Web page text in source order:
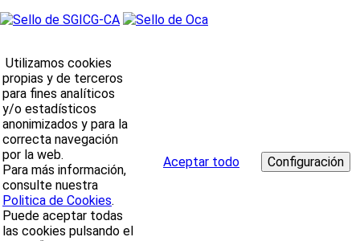
Utilizamos cookies
propias y de terceros
para fines analíticos
y/o estadísticos
anonimizados y para la
correcta navegación
por la web.
Para más información,
consulte nuestra
Politica de Cookies.
Puede aceptar todas
las cookies pulsando el
Aceptar todo